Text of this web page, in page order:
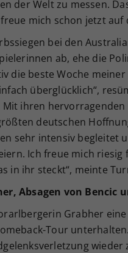
der Welt zu messen.
mich schon jetzt auf
bei den
ab, ehe die
die beste Woche
überglücklich“,
ihren
deutschen
sehr intensiv begleitet
Ich freue mich
in ihr steckt“, meinte
Absagen von Bencic
Grabher
Tour